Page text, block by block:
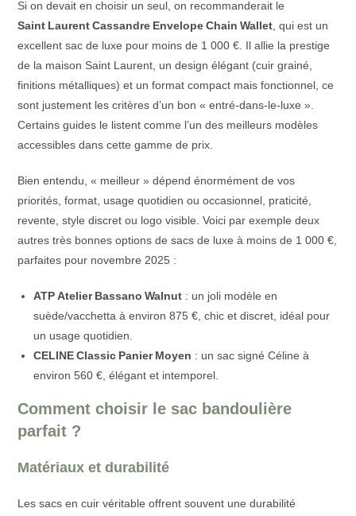
Si on devait en choisir un seul, on recommanderait le
Saint Laurent Cassandre Envelope Chain Wallet , qui est un
excellent sac de luxe pour moins de 1 000 €. Il allie la prestige
de la maison Saint Laurent, un design élégant (cuir grainé,
finitions métalliques) et un format compact mais fonctionnel, ce
sont justement les critères d’un bon « entré-dans-le-luxe ».
Certains guides le listent comme l’un des meilleurs modèles
accessibles dans cette gamme de prix.
Bien entendu, « meilleur » dépend énormément de vos
priorités, format, usage quotidien ou occasionnel, praticité,
revente, style discret ou logo visible. Voici par exemple deux
autres très bonnes options de sacs de luxe à moins de 1 000 €,
parfaites pour novembre 2025 :
ATP Atelier Bassano Walnut : un joli modèle en
suède/vacchetta à environ 875 €, chic et discret, idéal pour
un usage quotidien.
CELINE Classic Panier Moyen : un sac signé Céline à
environ 560 €, élégant et intemporel.
Comment choisir le sac bandoulière
parfait ?
Matériaux et durabilité
Les sacs en cuir véritable offrent souvent une durabilité